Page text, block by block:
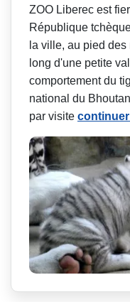
ZOO Liberec est
République
la ville, au pied
long d'une petite
comportement du
national du
par visite